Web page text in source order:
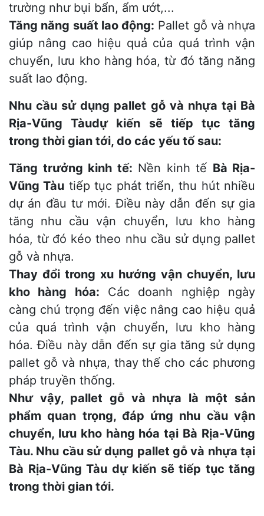
trường như bụi bẩn, ẩm ướt,...
Tăng năng suất lao động: Pallet gỗ và nhựa
giúp nâng cao hiệu quả của quá trình vận
chuyển, lưu kho hàng hóa, từ đó tăng năng
suất lao động.
Nhu cầu sử dụng pallet gỗ và nhựa tại Bà
Rịa-Vũng Tàudự kiến sẽ tiếp tục tăng
trong thời gian tới, do các yếu tố sau:
Tăng trưởng kinh tế: Nền kinh tế Bà Rịa-
Vũng Tàu tiếp tục phát triển, thu hút nhiều
dự án đầu tư mới. Điều này dẫn đến sự gia
tăng nhu cầu vận chuyển, lưu kho hàng
hóa, từ đó kéo theo nhu cầu sử dụng pallet
gỗ và nhựa.
Thay đổi trong xu hướng vận chuyển, lưu
kho hàng hóa: Các doanh nghiệp ngày
càng chú trọng đến việc nâng cao hiệu quả
của quá trình vận chuyển, lưu kho hàng
hóa. Điều này dẫn đến sự gia tăng sử dụng
pallet gỗ và nhựa, thay thế cho các phương
pháp truyền thống.
Như vậy, pallet gỗ và nhựa là một sản
phẩm quan trọng, đáp ứng nhu cầu vận
chuyển, lưu kho hàng hóa tại Bà Rịa-Vũng
Tàu. Nhu cầu sử dụng pallet gỗ và nhựa tại
Bà Rịa-Vũng Tàu dự kiến sẽ tiếp tục tăng
trong thời gian tới.